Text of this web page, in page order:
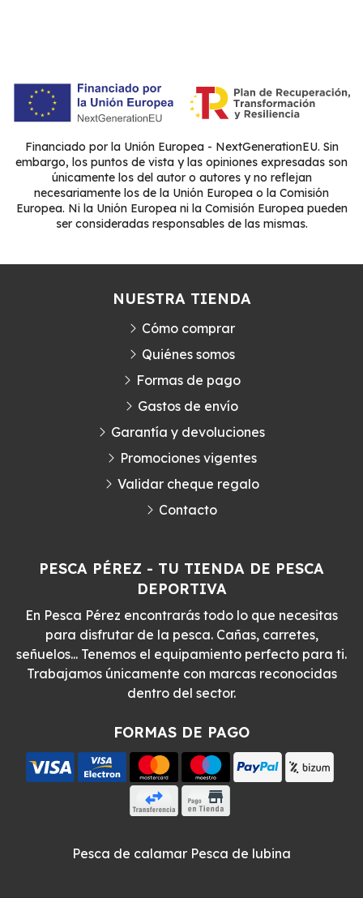
Financiado por la Unión Europea - NextGenerationEU. Sin
embargo, los puntos de vista y las opiniones expresadas son
únicamente los del autor o autores y no reflejan
necesariamente los de la Unión Europea o la Comisión
Europea. Ni la Unión Europea ni la Comisión Europea pueden
ser consideradas responsables de las mismas.
PESCA PÉREZ - TU TIENDA DE PESCA
DEPORTIVA
En Pesca Pérez encontrarás todo lo que necesitas
para disfrutar de la pesca. Cañas, carretes,
señuelos... Tenemos el equipamiento perfecto para ti.
Trabajamos únicamente con marcas reconocidas
dentro del sector.
FORMAS DE PAGO
NUESTRA TIENDA
Cómo comprar
Quiénes somos
Formas de pago
Gastos de envío
Garantía y devoluciones
Promociones vigentes
Validar cheque regalo
Contacto
Pesca de calamar Pesca de lubina